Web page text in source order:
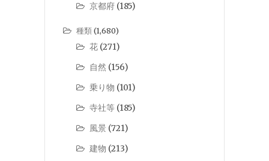
京都府 (185)
種類(1,680)
花 (271)
自然 (156)
乗り物 (101)
寺社等 (185)
風景 (721)
建物 (213)